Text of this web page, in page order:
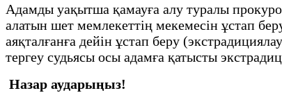
Адамды уақытша қамауға алу туралы
алатын шет мемлекеттің мекемесін ұстап
аяқталғанға дейін ұстап беру
тергеу судьясы осы адамға қатысты
Назар аударыңыз!